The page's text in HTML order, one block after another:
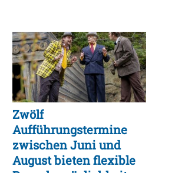
Zwölf
Aufführungstermine
zwischen Juni und
August bieten flexible